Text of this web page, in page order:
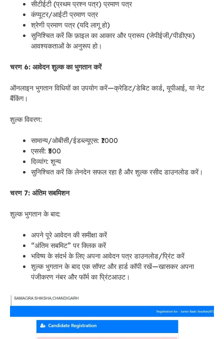
सीटीईटी (प्रथम प्रश्न पत्र) प्रमाण पत्र
कंप्यूटर/आईटी प्रमाण पत्र
श्रेणी प्रमाण पत्र (यदि लागू हो)
सुनिश्चित करें कि फ़ाइल का आकार और प्रारूप (जेपीईजी/पीडीएफ)
आवश्यकताओं के अनुरूप हो।
चरण 6: आवेदन शुल्क का भुगतान करें
ऑनलाइन भुगतान विधियों का उपयोग करें—क्रेडिट/डेबिट कार्ड, यूपीआई, या नेट
बैंकिंग।
शुल्क विवरण:
सामान्य/ओबीसी/ईडब्ल्यूएस: ₹1000
एससी: ₹500
दिव्यांग: शून्य
सुनिश्चित करें कि लेनदेन सफल रहा है और शुल्क रसीद डाउनलोड करें।
चरण 7: अंतिम सबमिशन
शुल्क भुगतान के बाद:
अपने पूरे आवेदन की समीक्षा करें
“अंतिम सबमिट” पर क्लिक करें
भविष्य के संदर्भ के लिए अपना आवेदन पत्र डाउनलोड/प्रिंट करें
शुल्क भुगतान के बाद एक सॉफ्ट और हार्ड कॉपी रखें—खासकर अपना
पंजीकरण नंबर और फॉर्म का प्रिंटआउट।